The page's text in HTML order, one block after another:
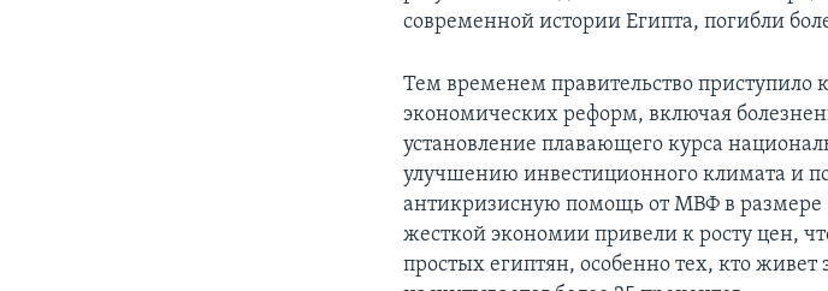
современной истории Египта, погибли
Тем временем правительство приступило
экономических реформ, включая
установление плавающего курса
улучшению инвестиционного климата и
антикризисную помощь от МВФ в размере
жесткой экономии привели к росту цен,
простых египтян, особенно тех, кто живет